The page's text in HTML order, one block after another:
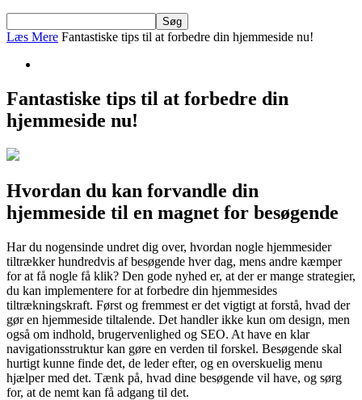
Læs Mere Fantastiske tips til at forbedre din hjemmeside nu!
Fantastiske tips til at forbedre din
hjemmeside nu!
Hvordan du kan forvandle din
hjemmeside til en magnet for besøgende
Har du nogensinde undret dig over, hvordan nogle hjemmesider
tiltrækker hundredvis af besøgende hver dag, mens andre kæmper
for at få nogle få klik? Den gode nyhed er, at der er mange strategier,
du kan implementere for at forbedre din hjemmesides
tiltrækningskraft. Først og fremmest er det vigtigt at forstå, hvad der
gør en hjemmeside tiltalende. Det handler ikke kun om design, men
også om indhold, brugervenlighed og SEO. At have en klar
navigationsstruktur kan gøre en verden til forskel. Besøgende skal
hurtigt kunne finde det, de leder efter, og en overskuelig menu
hjælper med det. Tænk på, hvad dine besøgende vil have, og sørg
for, at de nemt kan få adgang til det.